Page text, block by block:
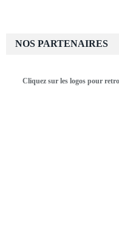
NOS PARTENAIRES
Cliquez sur les logos pour